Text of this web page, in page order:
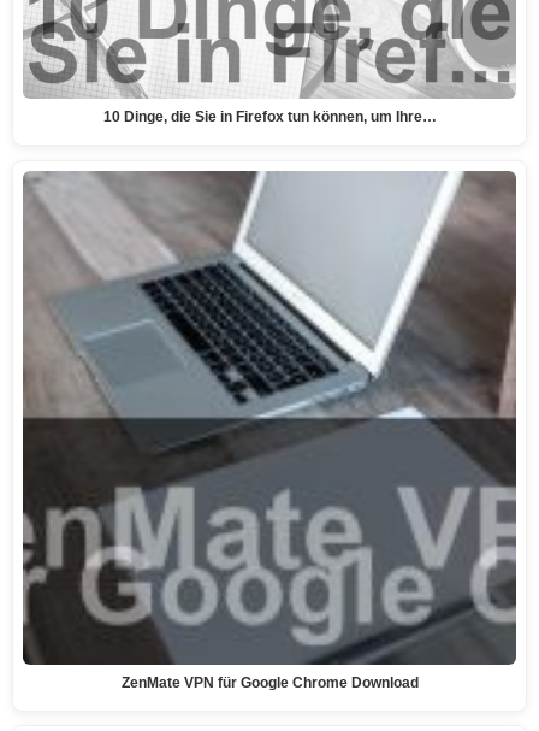
10 Dinge, die Sie in Firefox tun können, um Ihre…
ZenMate VPN für Google Chrome Download